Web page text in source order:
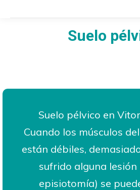
SueloEstás aquí:
Suelo pélvico en
Cuando los músculos
están débiles,
sufrido alguna lesión
episiotomía) se